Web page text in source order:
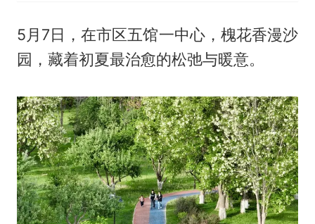
5月7日，在市区五馆一中心，槐花香漫沙
园，藏着初夏最治愈的松弛与暖意。